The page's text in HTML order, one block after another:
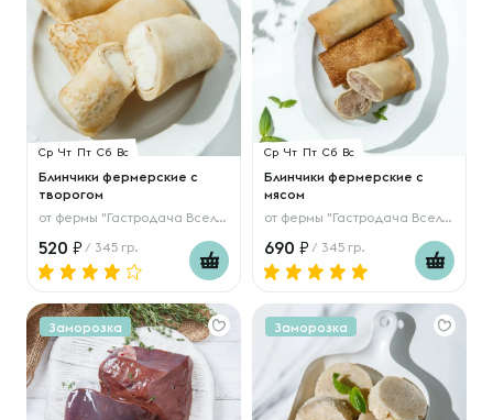
Ср Чт Пт Сб Вс
Блинчики фермерские с
творогом
от фермы "Гастродача Вселуг"
520 / 345 гр.
Ср Чт Пт Сб Вс
Блинчики фермерские с
мясом
от фермы "Гастродача Вселуг"
690 / 345 гр.
Заморозка Заморозка